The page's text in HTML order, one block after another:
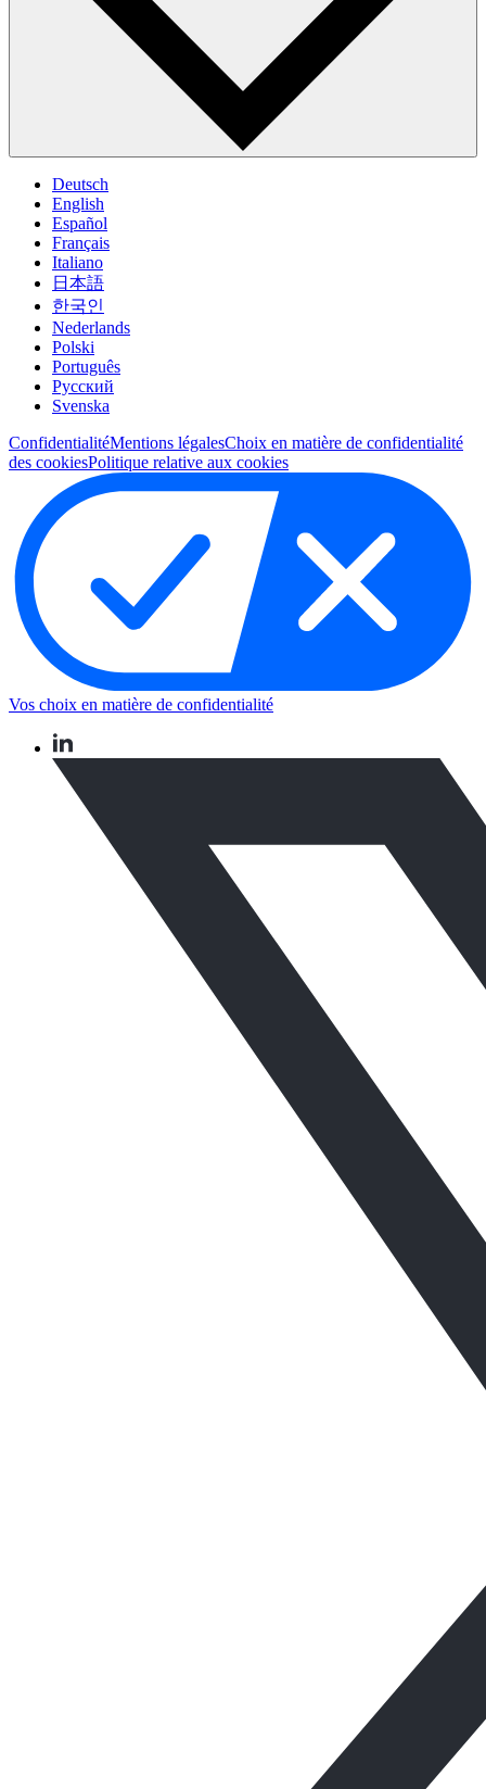
Deutsch
English
Español
Français
Italiano
日本語
한국인
Nederlands
Polski
Português
Pусский
Svenska
ConfidentialitéMentions légalesChoix en matière de confidentialité
des cookiesPolitique relative aux cookies
Vos choix en matière de confidentialité